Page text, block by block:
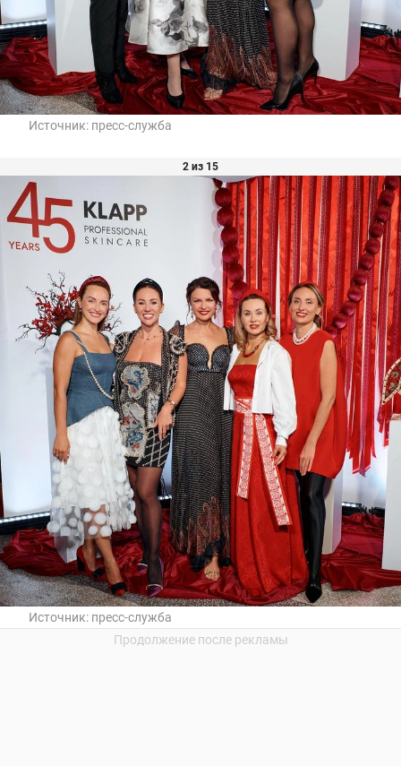
Источник: пресс-служба
2 из 15
Источник: пресс-служба